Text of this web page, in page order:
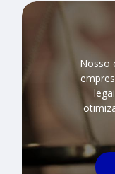
Nosso